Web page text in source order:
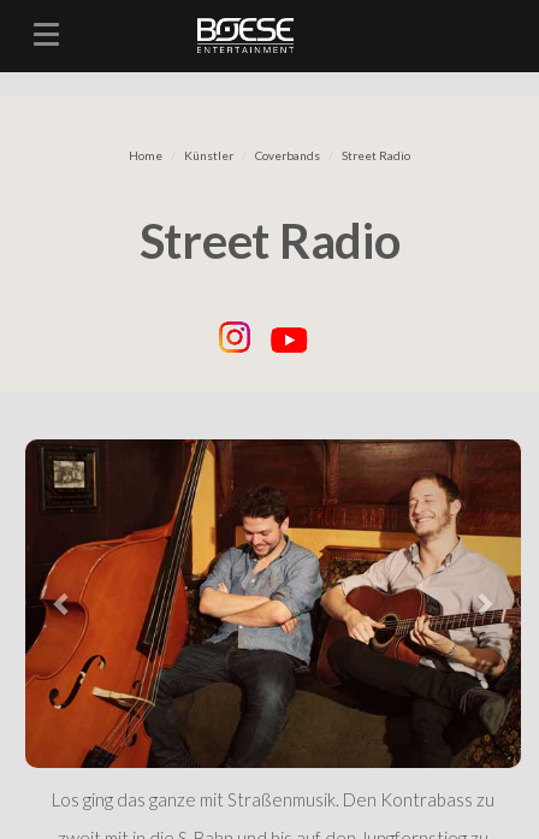
Home Künstler Coverbands Street Radio
Street Radio
Previous
Los ging das ganze mit Straßenmusik. Den Kontrabass zu